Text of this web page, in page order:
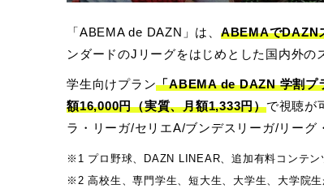
「ABEMA de DAZN」は、 ABEMAでDAZN
ンダードのJリーグをはじめとした国内外の
学生向けプラン「ABEMA de DAZN 学割プ
額16,000円（実質、月額1,333円）で視聴が
ラ・リーガ/セリエA/ブンデスリーガ/リーグ
※1 プロ野球、DAZN LINEAR、追加有料コンテン
※2 高校生、専門学生、短大生、大学生、大学院生